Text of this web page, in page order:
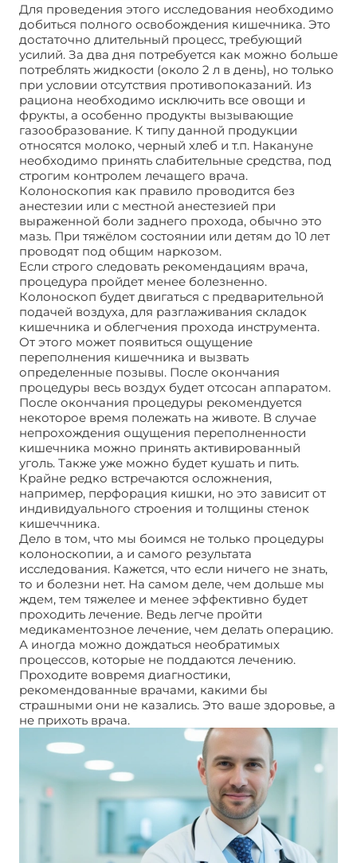
Для проведения этого исследования необходимо
добиться полного освобождения кишечника. Это
достаточно длительный процесс, требующий
усилий. За два дня потребуется как можно больше
потреблять жидкости (около 2 л в день), но только
при условии отсутствия противопоказаний. Из
рациона необходимо исключить все овощи и
фрукты, а особенно продукты вызывающие
газообразование. К типу данной продукции
относятся молоко, черный хлеб и т.п. Накануне
необходимо принять слабительные средства, под
строгим контролем лечащего врача.
Колоноскопия как правило проводится без
анестезии или с местной анестезией при
выраженной боли заднего прохода, обычно это
мазь. При тяжёлом состоянии или детям до 10 лет
проводят под общим наркозом.
Если строго следовать рекомендациям врача,
процедура пройдет менее болезненно.
Колоноскоп будет двигаться с предварительной
подачей воздуха, для разглаживания складок
кишечника и облегчения прохода инструмента.
От этого может появиться ощущение
переполнения кишечника и вызвать
определенные позывы. После окончания
процедуры весь воздух будет отсосан аппаратом.
После окончания процедуры рекомендуется
некоторое время полежать на животе. В случае
непрохождения ощущения переполненности
кишечника можно принять активированный
уголь. Также уже можно будет кушать и пить.
Крайне редко встречаются осложнения,
например, перфорация кишки, но это зависит от
индивидуального строения и толщины стенок
кишеччника.
Дело в том, что мы боимся не только процедуры
колоноскопии, а и самого результата
исследования. Кажется, что если ничего не знать,
то и болезни нет. На самом деле, чем дольше мы
ждем, тем тяжелее и менее эффективно будет
проходить лечение. Ведь легче пройти
медикаментозное лечение, чем делать операцию.
А иногда можно дождаться необратимых
процессов, которые не поддаются лечению.
Проходите вовремя диагностики,
рекомендованные врачами, какими бы
страшными они не казались. Это ваше здоровье, а
не прихоть врача.